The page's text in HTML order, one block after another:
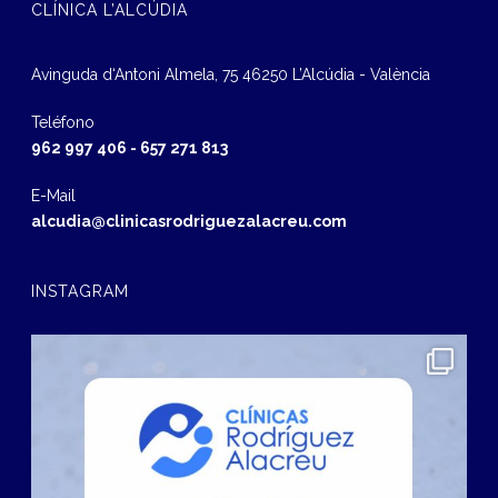
CLÍNICA L’ALCÚDIA
Avinguda d‘Antoni Almela, 75 46250 L’Alcúdia - València
Teléfono
962 997 406 - 657 271 813
E-Mail
alcudia@clinicasrodriguezalacreu.com
INSTAGRAM